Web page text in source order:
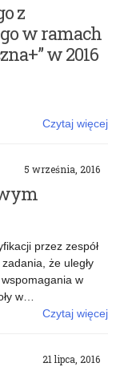
z
w ramach
w 2016
Czytaj więcej
roku
5 września, 2016
przez zespół
że uległy
w
w…
Czytaj więcej
21 lipca, 2016